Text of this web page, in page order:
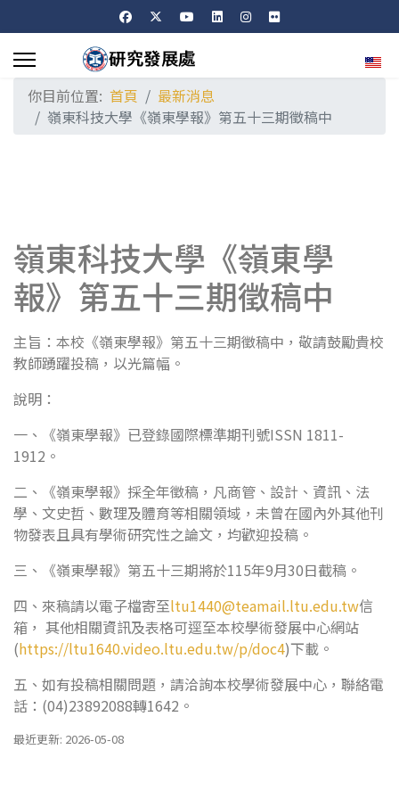
選擇
你目前位置: 首頁
最新消息
嶺東科技大學《嶺東學報》第五十三期徵稿中
嶺東科技大學《嶺東學
報》第五十三期徵稿中
主旨：本校《嶺東學報》第五十三期徵稿中，敬請鼓勵貴校
教師踴躍投稿，以光篇幅。
說明：
一、《嶺東學報》已登錄國際標準期刊號ISSN 1811-
1912。
二、《嶺東學報》採全年徵稿，凡商管、設計、資訊、法
學、文史哲、數理及體育等相關領域，未曾在國內外其他刊
物發表且具有學術研究性之論文，均歡迎投稿。
三、《嶺東學報》第五十三期將於115年9月30日截稿。
四、來稿請以電子檔寄至ltu1440@teamail.ltu.edu.tw信
箱， 其他相關資訊及表格可逕至本校學術發展中心網站
(https://ltu1640.video.ltu.edu.tw/p/doc4)下載。
五、如有投稿相關問題，請洽詢本校學術發展中心，聯絡電
話：(04)23892088轉1642。
最近更新: 2026-05-08